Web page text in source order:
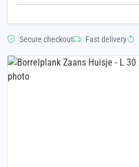
Secure checkout Fast delivery